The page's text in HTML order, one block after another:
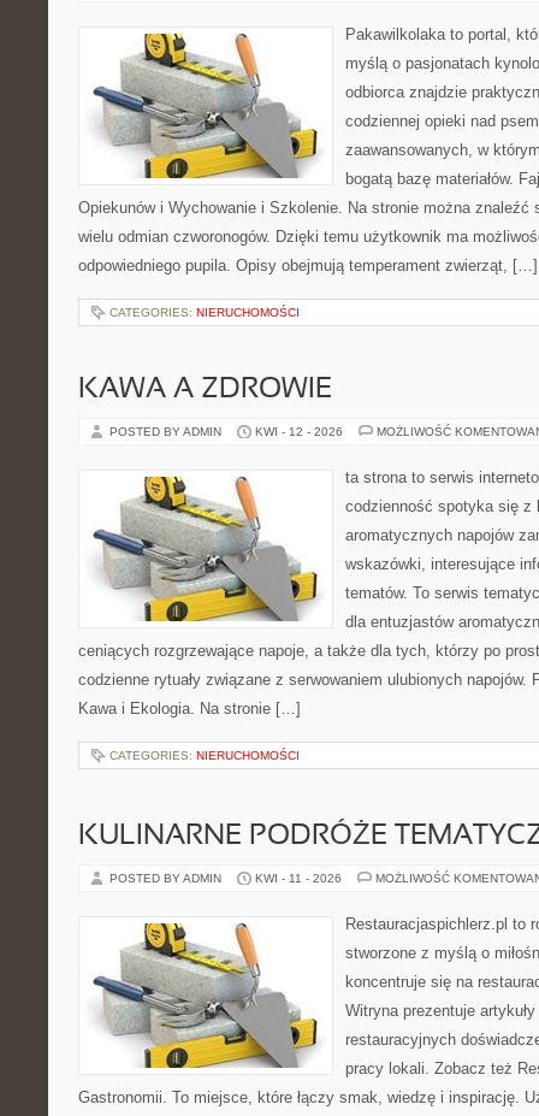
Pakawilkolaka to portal,
myślą o pasjonatach
odbiorca znajdzie
codziennej opieki nad
zaawansowanych, w
bogatą bazę materiałów.
Opiekunów i Wychowanie i Szkolenie. Na stronie można znaleźć
wielu odmian czworonogów. Dzięki temu użytkownik ma
odpowiedniego pupila. Opisy obejmują temperament zwierząt, […]
CATEGORIES: NIERUCHOMOŚCI
KAWA A ZDROWIE
POSTED BY ADMIN KWI - 12 - 2026 MOŻLIWOŚĆ
ta strona to serwis
codzienność spotyka się z
aromatycznych napojów
wskazówki, interesujące
tematów. To serwis
dla entuzjastów
ceniących rozgrzewające napoje, a także dla tych, którzy po
codzienne rytuały związane z serwowaniem ulubionych napojów.
Kawa i Ekologia. Na stronie […]
CATEGORIES: NIERUCHOMOŚCI
KULINARNE PODRÓŻE
POSTED BY ADMIN KWI - 11 - 2026 MOŻLIWOŚĆ
Restauracjaspichlerz.pl to
stworzone z myślą o
koncentruje się na
Witryna prezentuje
restauracyjnych
pracy lokali. Zobacz też
Gastronomii. To miejsce, które łączy smak, wiedzę i inspirację.